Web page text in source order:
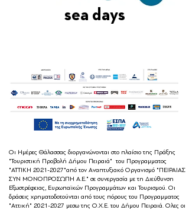
sea days
Οι Ημέρες Θάλασσας διοργανώνονται στο πλαίσιο της Πράξης
"Τουριστική Προβολή Δήμου Πειραιά" του Προγραμματος
"ΑΤΤΙΚΗ 2021-2027"από τον Αναπτυξιακό Οργανισμό "ΠΕΙΡΑΙΑΣ
ΣΥΝ ΜΟΝΟΠΡΟΣΩΠΗ Α.Ε." σε συνεργασία με τη Διεύθυνση
Εξωστρέφειας, Ευρωπαϊκών Προγραμμάτων και Τουρισμού. Οι
δράσεις χρηματοδοτούνται από τους πόρους του Προγραμματος
"Αττική" 2021-2027 μεσω της Ο.Χ.Ε. του Δήμου Πειραιά. Ολες οι